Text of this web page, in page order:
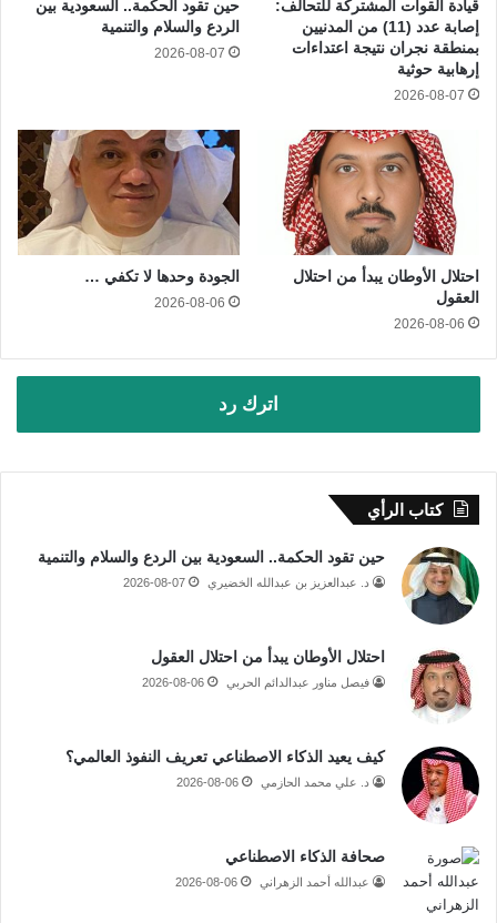
قيادة القوات المشتركة للتحالف:
إصابة عدد (11) من المدنيين
بمنطقة نجران نتيجة اعتداءات
إرهابية حوثية
2026-08-07
حين تقود الحكمة.. السعودية بين
الردع والسلام والتنمية
2026-08-07
احتلال الأوطان يبدأ من احتلال
العقول
2026-08-06
الجودة وحدها لا تكفي …
2026-08-06
اترك رد
كتاب الرأي
حين تقود الحكمة.. السعودية بين الردع والسلام والتنمية
د. عبدالعزيز بن عبدالله الخضيري 2026-08-07
احتلال الأوطان يبدأ من احتلال العقول
فيصل مناور عبدالدائم الحربي 2026-08-06
كيف يعيد الذكاء الاصطناعي تعريف النفوذ العالمي؟
د. علي محمد الحازمي 2026-08-06
صحافة الذكاء الاصطناعي
عبدالله أحمد الزهراني 2026-08-06